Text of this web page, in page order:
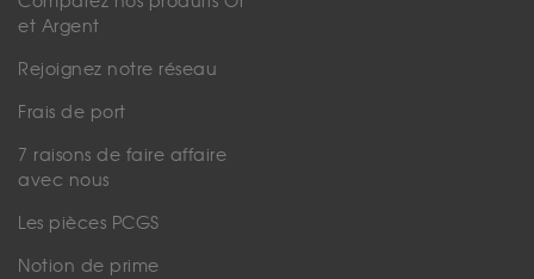
et Argent
Rejoignez notre réseau
Frais de port
7 raisons de faire affaire
avec nous
Les pièces PCGS
Notion de prime